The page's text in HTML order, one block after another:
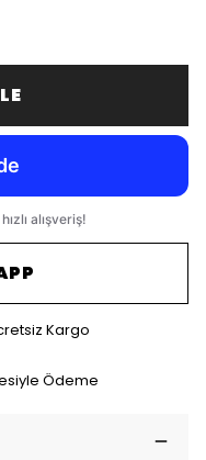
Kargo
Ödeme